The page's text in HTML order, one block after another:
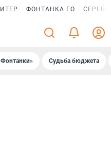
ФОНТАНКА ГО
Судьба бюджета